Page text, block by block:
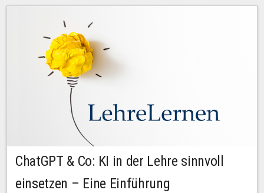
ChatGPT & Co: KI in der Lehre sinnvoll
einsetzen – Eine Einführung